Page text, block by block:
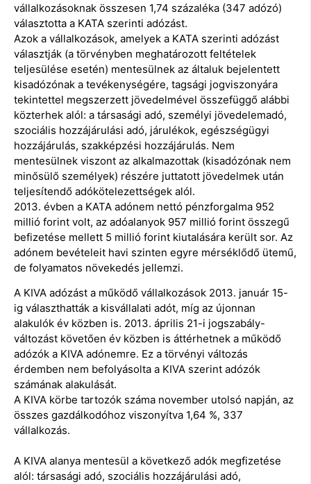
vállalkozásoknak összesen 1,74 százaléka (347 adózó)
választotta a KATA szerinti adózást.
Azok a vállalkozások, amelyek a KATA szerinti adózást
választják (a törvényben meghatározott feltételek
teljesülése esetén) mentesülnek az általuk bejelentett
kisadózónak a tevékenységére, tagsági jogviszonyára
tekintettel megszerzett jövedelmével összefüggő alábbi
közterhek alól: a társasági adó, személyi jövedelemadó,
szociális hozzájárulási adó, járulékok, egészségügyi
hozzájárulás, szakképzési hozzájárulás. Nem
mentesülnek viszont az alkalmazottak (kisadózónak nem
minősülő személyek) részére juttatott jövedelmek után
teljesítendő adókötelezettségek alól.
2013. évben a KATA adónem nettó pénzforgalma 952
millió forint volt, az adóalanyok 957 millió forint összegű
befizetése mellett 5 millió forint kiutalására került sor. Az
adónem bevételeit havi szinten egyre mérséklődő ütemű,
de folyamatos növekedés jellemzi.
A KIVA adózást a működő vállalkozások 2013. január 15-
ig választhatták a kisvállalati adót, míg az újonnan
alakulók év közben is. 2013. április 21-i jogszabály-
változást követően év közben is áttérhetnek a működő
adózók a KIVA adónemre. Ez a törvényi változás
érdemben nem befolyásolta a KIVA szerint adózók
számának alakulását.
A KIVA körbe tartozók száma november utolsó napján, az
összes gazdálkodóhoz viszonyítva 1,64 %, 337
vállalkozás.
A KIVA alanya mentesül a következő adók megfizetése
alól: társasági adó, szociális hozzájárulási adó,